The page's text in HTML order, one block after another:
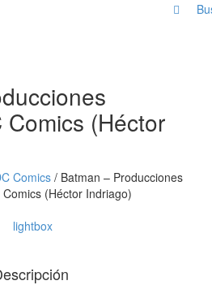
(Héctor
Comics/ Batman – Producciones
(Héctor Indriago)
lightbox